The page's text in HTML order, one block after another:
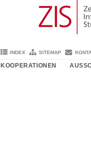
INDEX SITEMAP
KOOPERATIONEN